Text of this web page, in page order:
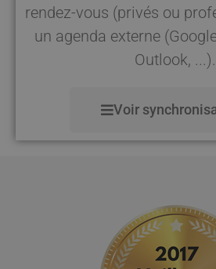
rendez-vous (privés ou
un agenda externe
Outlook, ...).
Voir